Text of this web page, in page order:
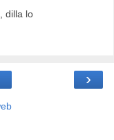
dilla lo
›